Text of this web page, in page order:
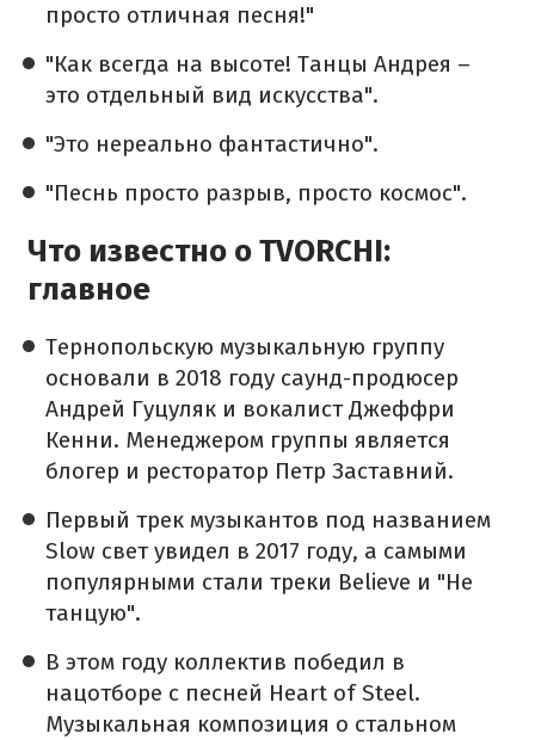
просто отличная песня!"
"Как всегда на высоте! Танцы Андрея –
это отдельный вид искусства".
"Это нереально фантастично".
"Песнь просто разрыв, просто космос".
Что известно о TVORCHI:
главное
Тернопольскую музыкальную группу
основали в 2018 году саунд-продюсер
Андрей Гуцуляк и вокалист Джеффри
Кенни. Менеджером группы является
блогер и ресторатор Петр Заставний.
Первый трек музыкантов под названием
Slow свет увидел в 2017 году, а самыми
популярными стали треки Believe и "Не
танцую".
В этом году коллектив победил в
нацотборе с песней Heart of Steel.
Музыкальная композиция о стальном